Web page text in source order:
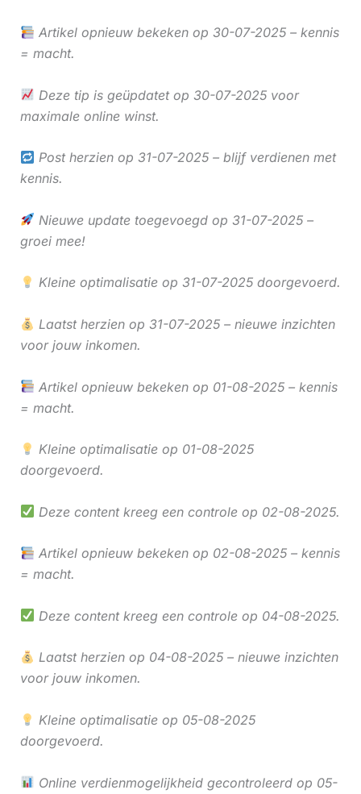
Artikel opnieuw bekeken op 30-07-2025 – kennis
= macht.
Deze tip is geüpdatet op 30-07-2025 voor
maximale online winst.
Post herzien op 31-07-2025 – blijf verdienen met
kennis.
Nieuwe update toegevoegd op 31-07-2025 –
groei mee!
Kleine optimalisatie op 31-07-2025 doorgevoerd.
Laatst herzien op 31-07-2025 – nieuwe inzichten
voor jouw inkomen.
Artikel opnieuw bekeken op 01-08-2025 – kennis
= macht.
Kleine optimalisatie op 01-08-2025
doorgevoerd.
Deze content kreeg een controle op 02-08-2025.
Artikel opnieuw bekeken op 02-08-2025 – kennis
= macht.
Deze content kreeg een controle op 04-08-2025.
Laatst herzien op 04-08-2025 – nieuwe inzichten
voor jouw inkomen.
Kleine optimalisatie op 05-08-2025
doorgevoerd.
Online verdienmogelijkheid gecontroleerd op 05-